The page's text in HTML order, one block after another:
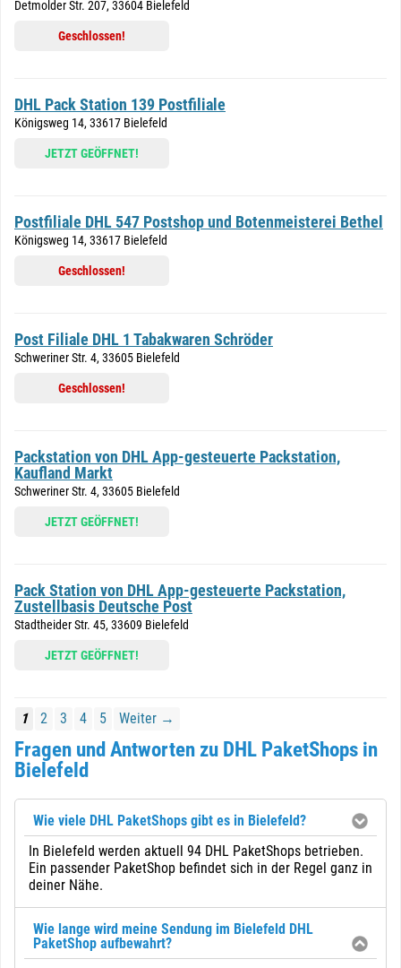
Detmolder Str. 207, 33604 Bielefeld
Geschlossen!
DHL Pack Station 139 Postfiliale
Königsweg 14, 33617 Bielefeld
JETZT GEÖFFNET!
Postfiliale DHL 547 Postshop und Botenmeisterei Bethel
Königsweg 14, 33617 Bielefeld
Geschlossen!
Post Filiale DHL 1 Tabakwaren Schröder
Schweriner Str. 4, 33605 Bielefeld
Geschlossen!
Packstation von DHL App-gesteuerte Packstation,
Kaufland Markt
Schweriner Str. 4, 33605 Bielefeld
JETZT GEÖFFNET!
Pack Station von DHL App-gesteuerte Packstation,
Zustellbasis Deutsche Post
Stadtheider Str. 45, 33609 Bielefeld
JETZT GEÖFFNET!
1 2 3 4 5 Weiter →
Fragen und Antworten zu DHL PaketShops in
Bielefeld
Wie viele DHL PaketShops gibt es in Bielefeld?
In Bielefeld werden aktuell 94 DHL PaketShops betrieben.
Ein passender PaketShop befindet sich in der Regel ganz in
deiner Nähe.
Wie lange wird meine Sendung im Bielefeld DHL
PaketShop aufbewahrt?